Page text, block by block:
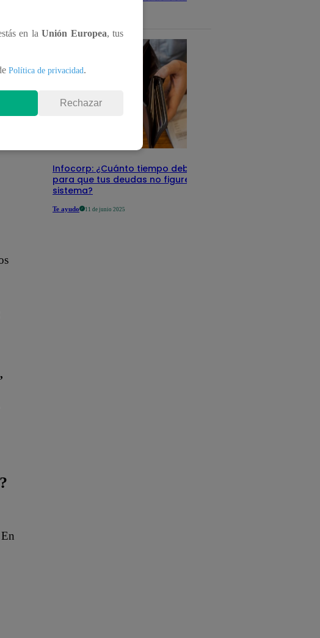
Infocorp: ¿Cuánto tiempo debe pasar
para que tus deudas no figuren en su
sistema?
Te ayudo 11 de junio 2025
en laUnión Europea, tus
Política de privacidad.
Rechazar